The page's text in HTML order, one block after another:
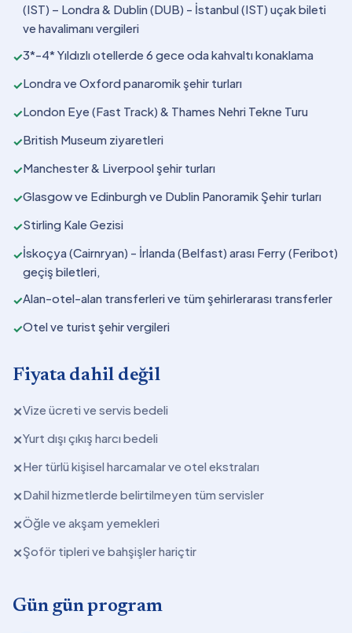
(IST) – Londra & Dublin (DUB) - İstanbul (IST) uçak bileti
ve havalimanı vergileri
✓3*-4* Yıldızlı otellerde 6 gece oda kahvaltı konaklama
✓Londra ve Oxford panaromik şehir turları
✓London Eye (Fast Track) & Thames Nehri Tekne Turu
✓British Museum ziyaretleri
✓Manchester & Liverpool şehir turları
✓Glasgow ve Edinburgh ve Dublin Panoramik Şehir turları
✓Stirling Kale Gezisi
✓İskoçya (Cairnryan) - İrlanda (Belfast) arası Ferry (Feribot)
geçiş biletleri,
✓Alan-otel-alan transferleri ve tüm şehirlerarası transferler
✓Otel ve turist şehir vergileri
Fiyata dahil değil
✕Vize ücreti ve servis bedeli
✕Yurt dışı çıkış harcı bedeli
✕Her türlü kişisel harcamalar ve otel ekstraları
✕Dahil hizmetlerde belirtilmeyen tüm servisler
✕Öğle ve akşam yemekleri
✕Şoför tipleri ve bahşişler hariçtir
Gün gün program